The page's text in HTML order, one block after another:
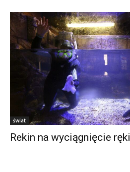
świat
Rekin na wyciągnięcie ręki